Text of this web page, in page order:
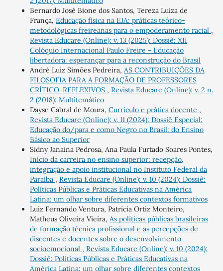
Bernardo José Bione dos Santos, Tereza Luiza de
França, Educação física na EJA: práticas teórico-
metodológicas freireanas para o empoderamento racial ,
Revista Educare (Online): v. 13 (2025): Dossiê: XII
Colóquio Internacional Paulo Freire - Educação
libertadora: esperançar para a reconstrução do Brasil
André Luiz Simões Pedreira, AS CONTRIBUIÇÕES DA
FILOSOFIA PARA A FORMAÇÃO DE PROFESSORES
CRÍTICO-REFLEXIVOS , Revista Educare (Online): v. 2 n.
2 (2018): Multitemático
Dayse Cabral de Moura, Currículo e prática docente ,
Revista Educare (Online): v. 11 (2024): Dossiê Especial:
Educação do/para e como Negro no Brasil: do Ensino
Básico ao Superior
Sidny Janaina Pedrosa, Ana Paula Furtado Soares Pontes,
Início da carreira no ensino superior: recepção,
integração e apoio institucional no Instituto Federal da
Paraíba , Revista Educare (Online): v. 10 (2024): Dossiê:
Políticas Públicas e Práticas Educativas na América
Latina: um olhar sobre diferentes contextos formativos
Luiz Fernando Ventura, Patrícia Ortiz Monteiro,
Matheus Oliveira Vieira, As políticas públicas brasileiras
de formação técnica profissional e as percepções de
discentes e docentes sobre o desenvolvimento
socioemocional , Revista Educare (Online): v. 10 (2024):
Dossiê: Políticas Públicas e Práticas Educativas na
América Latina: um olhar sobre diferentes contextos